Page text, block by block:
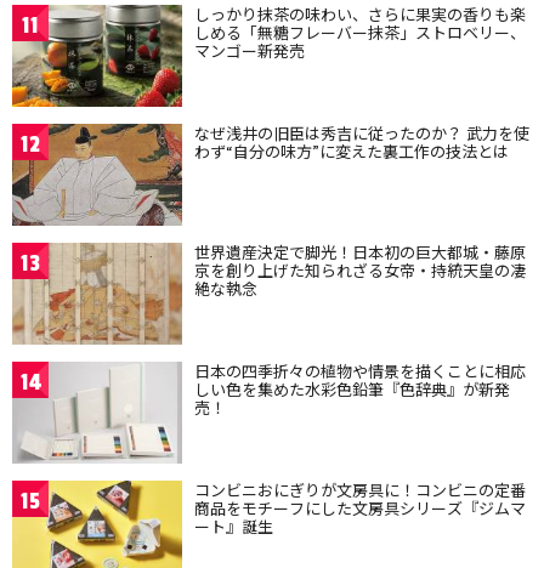
11 しっかり抹茶の味わい、さらに果実の香りも楽
しめる「無糖フレーバー抹茶」ストロベリー、
マンゴー新発売
12 なぜ浅井の旧臣は秀吉に従ったのか？ 武力を使
わず“自分の味方”に変えた裏工作の技法とは
13 世界遺産決定で脚光！日本初の巨大都城・藤原
京を創り上げた知られざる女帝・持統天皇の凄
絶な執念
14 日本の四季折々の植物や情景を描くことに相応
しい色を集めた水彩色鉛筆『色辞典』が新発
売！
15 コンビニおにぎりが文房具に！コンビニの定番
商品をモチーフにした文房具シリーズ『ジムマ
ート』誕生